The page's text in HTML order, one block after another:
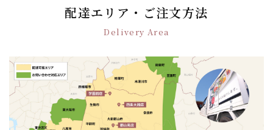
ン
配達エリア・ご注文方法
Delivery Area